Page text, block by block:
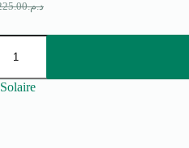
د.م.
:
Solaire